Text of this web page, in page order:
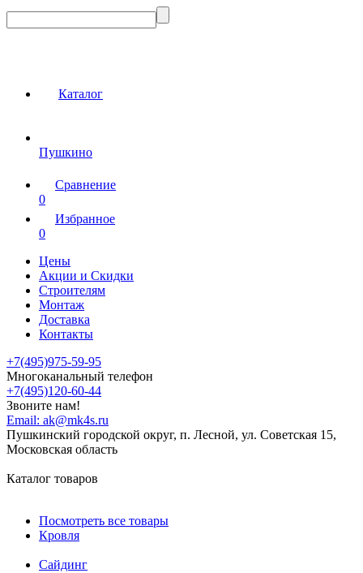
Каталог
Пушкино
Сравнение
0
Избранное
0
Цены
Акции и Скидки
Строителям
Монтаж
Доставка
Контакты
+7(495)975-59-95
Многоканальный телефон
+7(495)120-60-44
Звоните нам!
Email: ak@mk4s.ru
Пушкинский городской округ, п. Лесной, ул. Советская 15,
Московская область
Каталог товаров
Посмотреть все товары
Кровля
Сайдинг